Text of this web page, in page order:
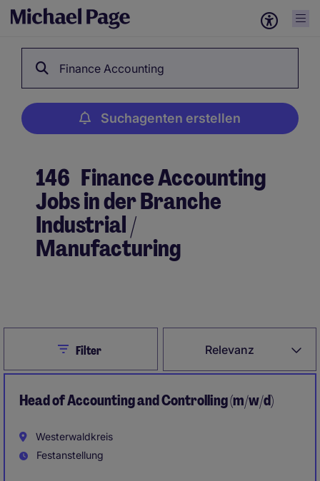
Finance Accounting
Suchagenten erstellen
146 Finance Accounting
Jobs in der Branche
Industrial /
Manufacturing
Relevanz
CloseFilter
Head of Accounting and Controlling (m/w/d)
Westerwaldkreis
Festanstellung